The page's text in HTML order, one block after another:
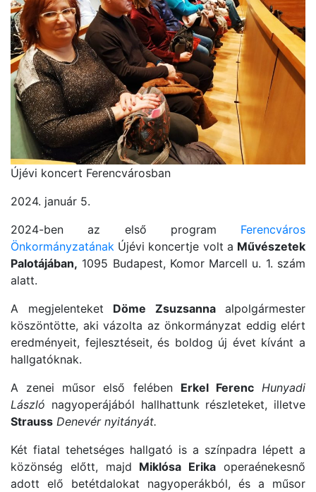
Újévi koncert Ferencvárosban
2024. január 5.
2024-ben az első program Ferencváros
Önkormányzatának Újévi koncertje volt a Művészetek
Palotájában, 1095 Budapest, Komor Marcell u. 1. szám
alatt.
A megjelenteket Döme Zsuzsannaalpolgármester
köszöntötte, aki vázolta az önkormányzat eddig elért
eredményeit, fejlesztéseit, és boldog új évet kívánt a
hallgatóknak.
A zenei műsor első felében Erkel Ferenc
Hunyadi
László nagyoperájából hallhattunk részleteket, illetve
Strauss Denevér nyitányát.
Két fiatal tehetséges hallgató is a színpadra lépett a
közönség előtt, majd Miklósa Erika operaénekesnő
adott elő betétdalokat nagyoperákból, és a műsor